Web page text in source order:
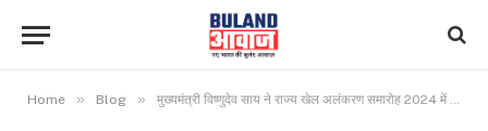
Home » Blog » मुख्यमंत्री विष्णुदेव साय ने राज्य खेल अलंकरण समारोह 2024 में उत्कृष्ट खिलाड़ियों को किया सम्मानित